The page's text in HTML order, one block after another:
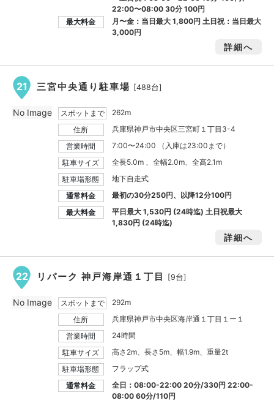
22:00〜08:00 30分 100円
最大料金
月〜金：当日最大1,800円土日祝：当日最大
3,000円
詳細へ
21 三宮中央通り駐車場 [488台]
スポットまで
262m
住所
兵庫県神戸市中央区三宮町１丁目3-4
営業時間
7:00〜24:00 （入庫は23:00まで）
駐車サイズ
全長5.0m 、全幅2.0m、全高2.1m
駐車場形態
地下自走式
通常料金
最初の30分250円、以降12分100円
最大料金
平日最大1,530円 (24時迄) 土日祝最大
1,830円 (24時迄)
詳細へ
No Image
22 リパーク 神戸海岸通１丁目 [9台]
スポットまで
292m
住所
兵庫県神戸市中央区海岸通１丁目１ー１
営業時間
24時間
駐車サイズ
高さ2m、長さ5m、幅1.9m、重量2t
駐車場形態
フラップ式
通常料金
全日：08:00-22:00 20分/330円 22:00-
08:00 60分/110円
No Image